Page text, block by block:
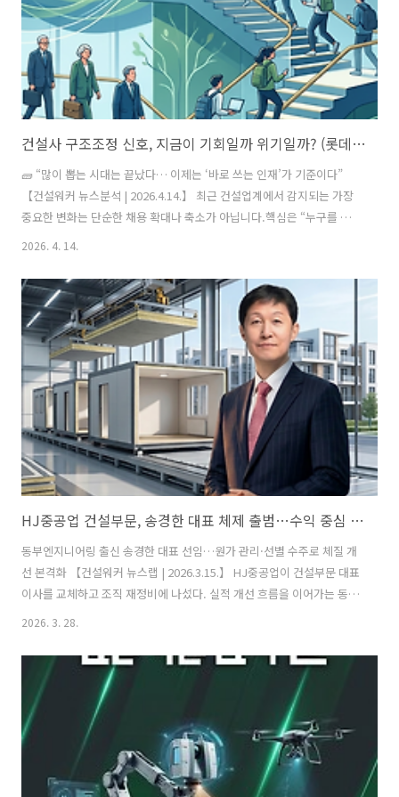
방..
건설사 구조조정 신호, 지금이 기회일까 위기일까? (롯데건설 희망퇴직 이후 채용 트렌드 분석)
🧱 “많이 뽑는 시대는 끝났다… 이제는 ‘바로 쓰는 인재’가 기준이다”
【건설워커 뉴스분석 | 2026.4.14.】 최근 건설업계에서 감지되는 가장
중요한 변화는 단순한 채용 확대나 축소가 아닙니다.핵심은 “누구를 뽑
느냐”의 기준이 완전히 바뀌고 있다는 점입니다. 특히 최근 롯데건설 희
율이 높은 인재 중심으로 채용 전략을 재편하고 있습니다. 이 흐름을 어
떻게 해석하느냐에 따라 취업 결과는 확연히 달라질 수 있습니다.🔍 1.
신입·저연차: 기회는 열렸지만, 기준은 더 높아졌다 신입 채용 자체가 막
힌 것은 아닙니다. 오히려 일부 직무에서는 기회가 다시 열리는 흐름도
보입니다. 하지만 중요한 변화는 이것입니다. 👉 “스펙형 인재 →..
2026. 4. 14.
HJ중공업 건설부문, 송경한 대표 체제 출범…수익 중심 내실경영 강화
동부엔지니어링 출신 송경한 대표 선임…원가 관리·선별 수주로 체질 개
선 본격화 【건설워커 뉴스랩 | 2026.3.15.】 HJ중공업이 건설부문 대표
이사를 교체하고 조직 재정비에 나섰다. 실적 개선 흐름을 이어가는 동시
링 대표를 건설부문 신임 대표이사 사장으로 선임했다. 이번 인사는 단순
인물 교체를 넘어 건설사업 체질 개선과 중장기 성장 기반 확보를 위한
조치로 해석된다. 송 대표는 경희대학교 영문학과를 졸업하고 1995년 동
부건설에 입사해 인사, 외주, 구매 등 핵심 부서를 거친 관리형 리더다.
이후 동부엔지니어링 대표를 맡아 조직 운영과 수익 구조 개선 성과를 ..
2026. 3. 28.